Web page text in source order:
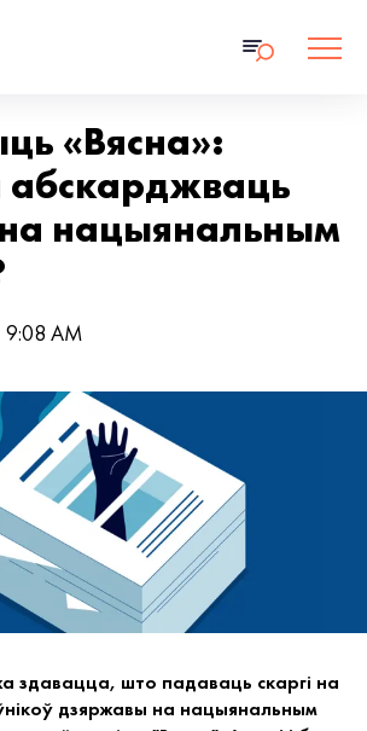
«Вясна»:
абскарджваць
на нацыянальным
9:08 AM
здавацца, што падаваць скаргі на
дзяржавы на нацыянальным